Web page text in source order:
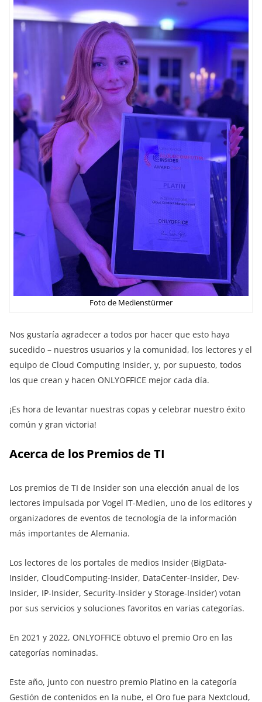
Foto de Medienstürmer
Nos gustaría agradecer a todos por hacer que esto haya
sucedido – nuestros usuarios y la comunidad, los lectores y el
equipo de Cloud Computing Insider, y, por supuesto, todos
los que crean y hacen ONLYOFFICE mejor cada día.
¡Es hora de levantar nuestras copas y celebrar nuestro éxito
común y gran victoria!
Acerca de los Premios de TI
Los premios de TI de Insider son una elección anual de los
lectores impulsada por Vogel IT-Medien, uno de los editores y
organizadores de eventos de tecnología de la información
más importantes de Alemania.
Los lectores de los portales de medios Insider (BigData-
Insider, CloudComputing-Insider, DataCenter-Insider, Dev-
Insider, IP-Insider, Security-Insider y Storage-Insider) votan
por sus servicios y soluciones favoritos en varias categorías.
En 2021 y 2022, ONLYOFFICE obtuvo el premio Oro en las
categorías nominadas.
Este año, junto con nuestro premio Platino en la categoría
Gestión de contenidos en la nube, el Oro fue para Nextcloud,